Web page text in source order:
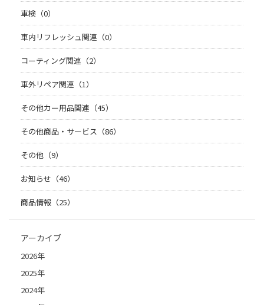
車検（0）
車内リフレッシュ関連（0）
コーティング関連（2）
車外リペア関連（1）
その他カー用品関連（45）
その他商品・サービス（86）
その他（9）
お知らせ（46）
商品情報（25）
アーカイブ
2026年
2025年
2024年